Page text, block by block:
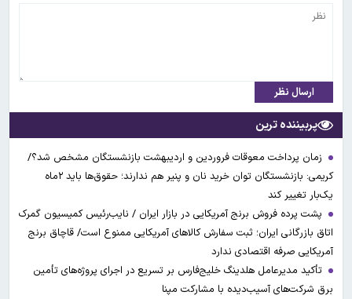
ارسال نظر
پربیننده ترین
زمان پرداخت معوقات فروردین و اردیبهشت بازنشستگان مشخص شد؟/
کریمی: بازنشستگان توان خرید نان و پنیر هم ندارند؛ حقوق‌ها باید ۲ماه
یک‌بار تغییر کند
پشت پرده فروش برنج آمریکایی در بازار ایران / نایب‌رئیس کمیسیون گمرک
اتاق بازرگانی ایران؛ ثبت سفارش کالاهای آمریکایی ممنوع است/ قاچاق برنج
آمریکایی صرفه اقتصادی ندارد
تأکید مدیرعامل هلدینگ خلیج‌فارس بر تسریع در اجرای پروژه‌های تأمین
برق شرکت‌های آسیب‌دیده با مشارکت مپنا